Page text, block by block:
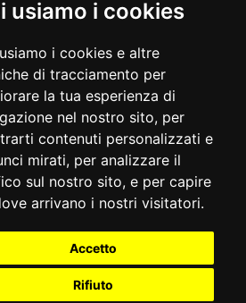
usiamo i cookies
i cookies e altre
di tracciamento per
la tua esperienza di
nel nostro sito, per
contenuti personalizzati e
mirati, per analizzare il
sul nostro sito, e per capire
arrivano i nostri visitatori.
Accetto
Rifiuto